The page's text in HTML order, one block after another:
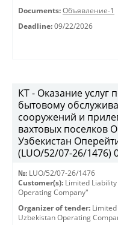
Documents: Объявление-1
Deadline: 09/22/2026
КТ - Оказание услуг
бытовому
сооружений и
вахтовых
Узбекистан
(LUO/52/07-26/1476)
№: LUO/52/07-26/1476
Customer(s): Limited
Operating Company"
Organizer of tender:
Uzbekistan Operating